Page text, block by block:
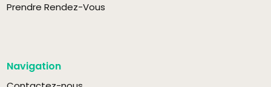
Prendre Rendez-Vous
Navigation